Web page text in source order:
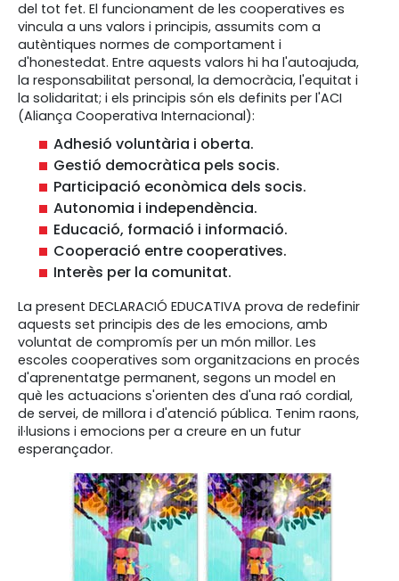
del tot fet. El funcionament de les cooperatives es
vincula a uns valors i principis, assumits com a
autèntiques normes de comportament i
d'honestedat. Entre aquests valors hi ha l'autoajuda,
la responsabilitat personal, la democràcia, l'equitat i
la solidaritat; i els principis són els definits per l'ACI
(Aliança Cooperativa Internacional):
Adhesió voluntària i oberta.
Gestió democràtica pels socis.
Participació econòmica dels socis.
Autonomia i independència.
Educació, formació i informació.
Cooperació entre cooperatives.
Interès per la comunitat.
La present DECLARACIÓ EDUCATIVA prova de redefinir
aquests set principis des de les emocions, amb
voluntat de compromís per un món millor. Les
escoles cooperatives som organitzacions en procés
d'aprenentatge permanent, segons un model en
què les actuacions s'orienten des d'una raó cordial,
de servei, de millora i d'atenció pública. Tenim raons,
il·lusions i emocions per a creure en un futur
esperançador.